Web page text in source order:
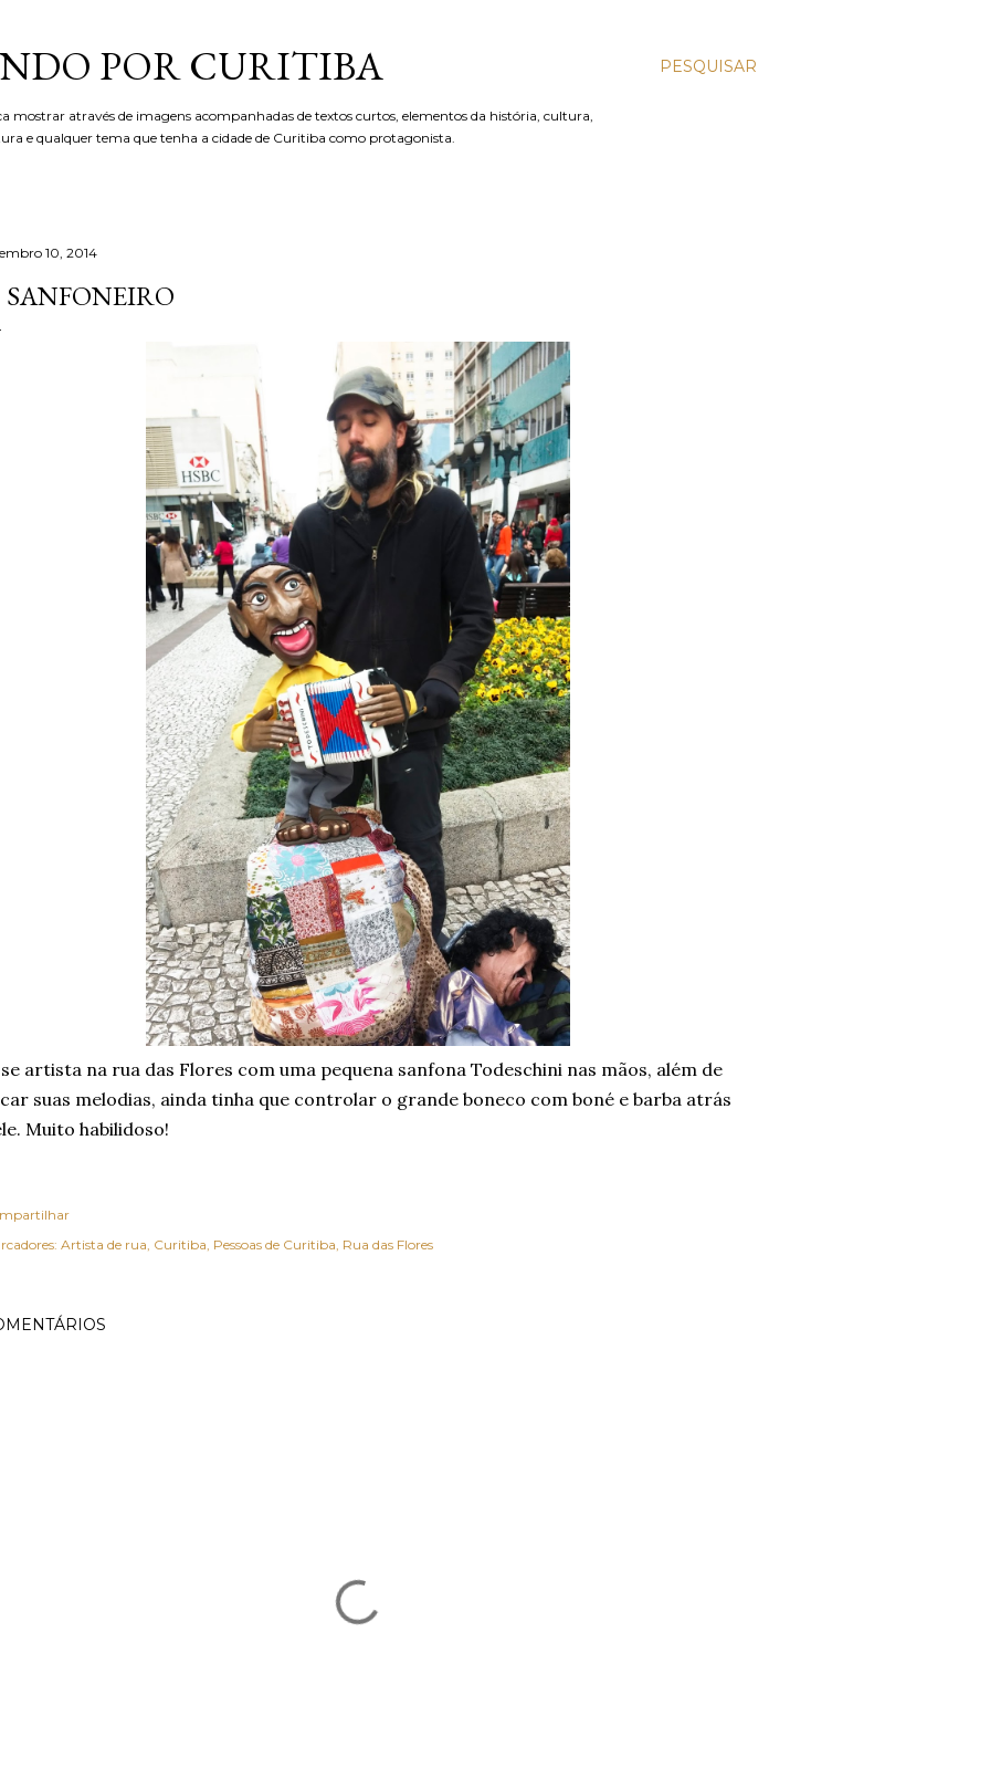
PESQUISAR
POR CURITIBA
mostrar através de imagens acompanhadas de textos curtos, elementos da história, cultura,
e qualquer tema que tenha a cidade de Curitiba como protagonista.
10, 2014
SANFONEIRO
artista na rua das Flores com uma pequena sanfona Todeschini nas mãos, além de
suas melodias, ainda tinha que controlar o grande boneco com boné e barba atrás
Muito habilidoso!
Artista de rua Curitiba Pessoas de Curitiba Rua das Flores